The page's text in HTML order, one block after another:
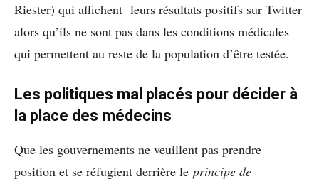
Riester) qui affichent leurs résultats positifs sur Twitter
alors qu’ils ne sont pas dans les conditions médicales
qui permettent au reste de la population d’être testée.
Les politiques mal placés pour décider à
la place des médecins
Que les gouvernements ne veuillent pas prendre
position et se réfugient derrière le principe de